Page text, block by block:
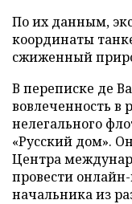
По их данным,
координаты
сжиженный
В переписке де
вовлеченность в
нелегального
«Русский дом».
Центра
провести онлайн-
начальника из